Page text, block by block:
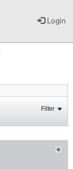
Login
Filter